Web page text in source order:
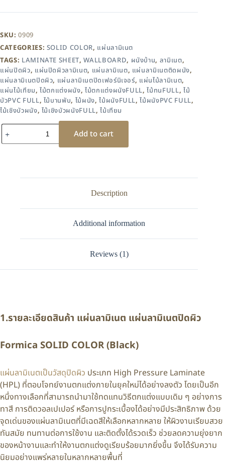
SKU:0909
CATEGORIES: SOLID COLOR, แผ่นลามิเนต
TAGS: LAMINATE SHEET,WALLBOARD, ผนังบ้าน, ลามิเนต,
แผ่นปิดผิว, แผ่นปิดผิวลามิเนต, แผ่นลามิเนต, แผ่นลามิเนตติดผนัง,
แผ่นลามิเนตปิดผิว, แผ่นลามิเนตปิดเฟอร์นิเจอร์, แผ่นไม้ลามิเนต,
แผ่นไม้เทียม,ไม้ตกแต่งผนัง, ไม้ตกแต่งผนังFULL,ไม้ทนFULL, ไม้
บัวPVC FULL, ไม้บานพับ, ไม้ผนัง,ไม้ผนังFULL,ไม้ผนังPVC FULL,
ไม้เชิงบัวผนัง, ไม้เชิงบัวผนังFULL,ไม้เทียม
Add to cart
Description
Additional information
Reviews (1)
1.รายละเอียดสินค้า แผ่นลามิเนต แผ่นลามิเนตปิดผิว
Formica SOLID COLOR (Black)
แผ่นลามิเนตเป็นวัสดุปิดผิว ประเภท High Pressure Laminate
(HPL) ที่ตอบโจทย์งานตกแต่งภายในยุคใหม่ได้อย่างลงตัว โดยเป็นอีก
หนึ่งทางเลือกที่สามารถนำมาใช้ทดแทนวิธีตกแต่งแบบเดิม ๆ อย่างการ
ทาสี การติดวอลเปเปอร์ หรือการปูกระเบื้องได้อย่างมีประสิทธิภาพ ด้วย
จุดเด่นของแผ่นลามิเนตที่มีเฉดสีให้เลือกหลากหลาย ให้ผิวงานเรียบสวย
ทันสมัย ทนทานต่อการใช้งาน และติดตั้งได้รวดเร็ว ช่วยลดความยุ่งยาก
ของหน้างานและทำให้งานตกแต่งดูเรียบร้อยมากยิ่งขึ้น จึงได้รับความ
นิยมอย่างแพร่หลายในหลากหลายพื้นที่